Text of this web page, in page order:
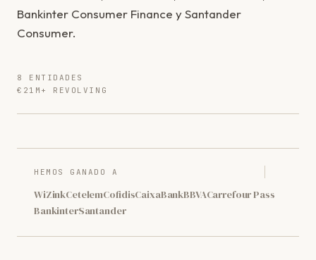
Bankinter Consumer Finance y Santander
Consumer.
8 ENTIDADES
€21M+ REVOLVING
HEMOS GANADO A
WiZinkCetelemCofidisCaixaBankBBVACarrefour Pass
BankinterSantander